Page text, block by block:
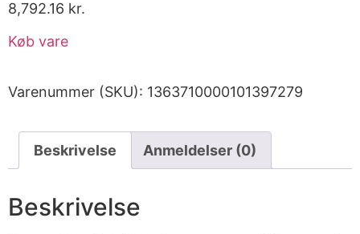
8,792.16 kr.
Køb vare
Varenummer (SKU): 1363710000101397279
Beskrivelse Anmeldelser (0)
Beskrivelse